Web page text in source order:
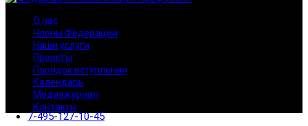
7-495-127-10-45
О нас
Члены Федерации
Наши услуги
Проекты
Порядок вступления
Календарь
Медиажурнал
Контакты